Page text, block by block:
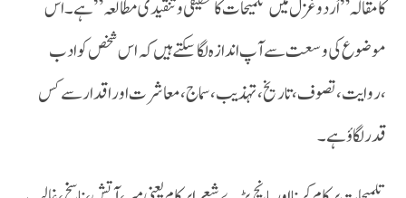
کا مقالہ ” اُردو غزل میں تلمیحات کا تحقیقی و تنقیدی مطالعہ” ہے ۔اس
موضوع کی وسعت سے آ پ اندازہ لگا سکتے ہیں کہ اس شخص کو ادب
،روایت، تصوف، تاریخ، تہذیب، سماج، معاشرت اور اقدار سے کس
قدر لگاؤ ہے۔